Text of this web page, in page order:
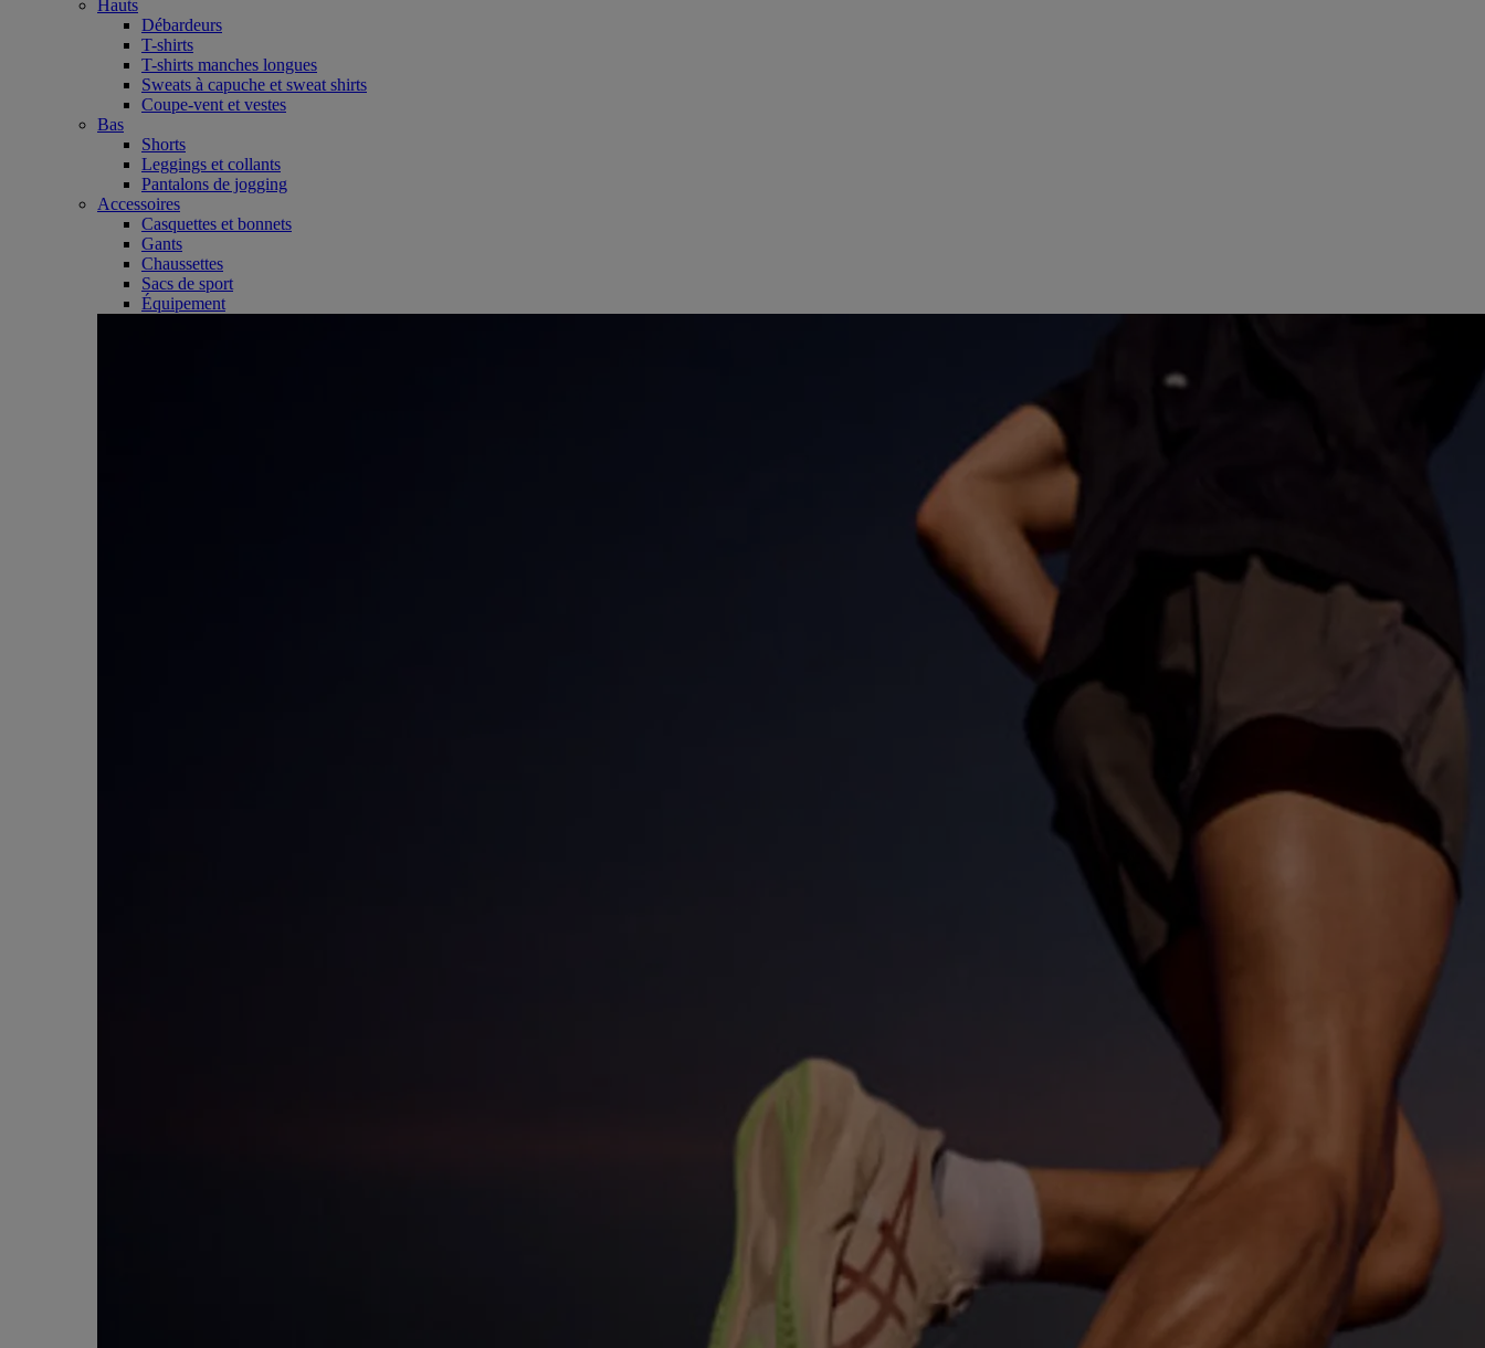
Hauts
Débardeurs
T-shirts
T-shirts manches longues
Sweats à capuche et sweat shirts
Coupe-vent et vestes
Bas
Shorts
Leggings et collants
Pantalons de jogging
Accessoires
Casquettes et bonnets
Gants
Chaussettes
Sacs de sport
Équipement